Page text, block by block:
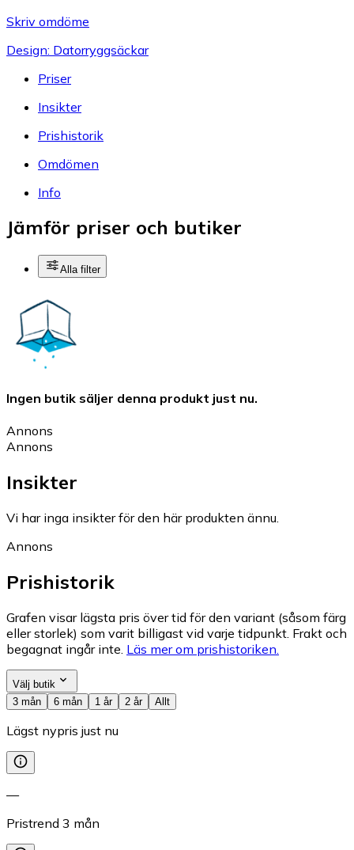
Skriv omdöme
Design: Datorryggsäckar
Priser
Insikter
Prishistorik
Omdömen
Info
Jämför priser och butiker
Alla filter
Ingen butik säljer denna produkt just nu.
Annons
Annons
Insikter
Vi har inga insikter för den här produkten ännu.
Annons
Prishistorik
Grafen visar lägsta pris över tid för den variant (såsom färg
eller storlek) som varit billigast vid varje tidpunkt. Frakt och
begagnat ingår inte. Läs mer om prishistoriken.
Välj butik
3 mån
6 mån 1 år 2 år Allt
Lägst nypris just nu
—
Pristrend 3 mån